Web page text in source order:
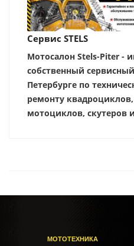
Сервис STELS
Мотосалон Stels-Piter -
собственный
Петербурге по
ремонту квадроциклов,
мотоциклов, скутеров
МОТОТЕХНИКА